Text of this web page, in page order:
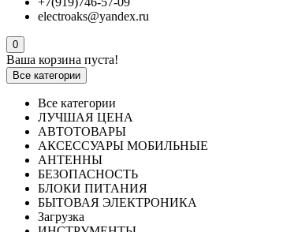
electroaks@yandex.ru
0
Ваша корзина пуста!
Все категории
Все категории
ЛУЧШАЯ ЦЕНА
АВТОТОВАРЫ
АКСЕССУАРЫ МОБИЛЬНЫЕ
АНТЕННЫ
БЕЗОПАСНОСТЬ
БЛОКИ ПИТАНИЯ
БЫТОВАЯ ЭЛЕКТРОНИКА
Загрузка